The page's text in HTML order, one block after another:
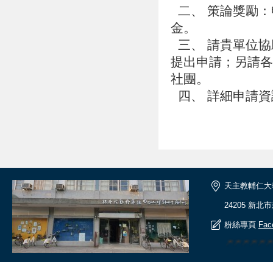
二、 策論獎勵
金。
三、 請貴單位
提出申請；另請
社團。
四、 詳細申請
天主教輔仁
24205 新北
粉絲專頁